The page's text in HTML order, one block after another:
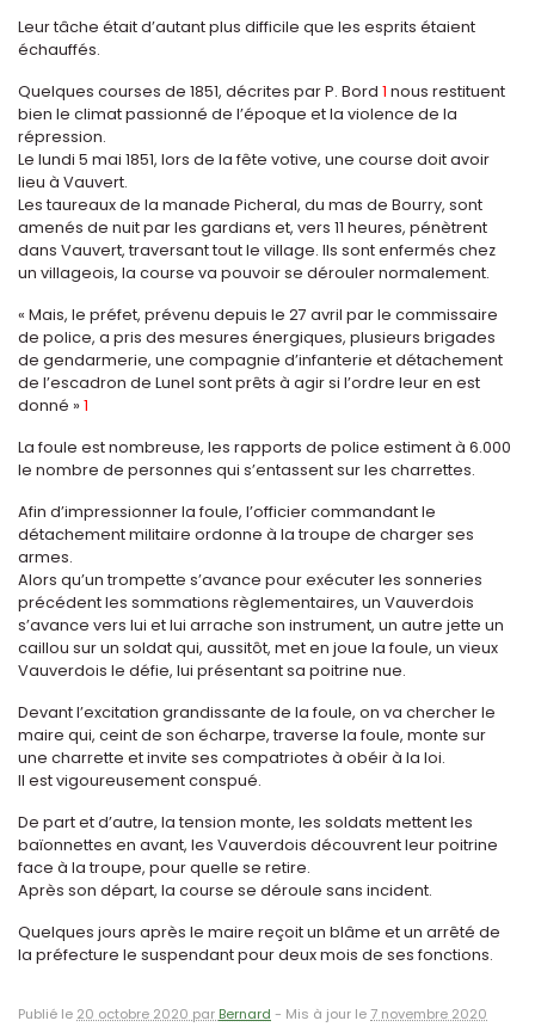
Leur tâche était d’autant plus difficile que les esprits étaient
échauffés.
Quelques courses de 1851, décrites par P. Bord 1 nous restituent
bien le climat passionné de l’époque et la violence de la
répression.
Le lundi 5 mai 1851, lors de la fête votive, une course doit avoir
lieu à Vauvert.
Les taureaux de la manade Picheral, du mas de Bourry, sont
amenés de nuit par les gardians et, vers 11 heures, pénètrent
dans Vauvert, traversant tout le village. Ils sont enfermés chez
un villageois, la course va pouvoir se dérouler normalement.
« Mais, le préfet, prévenu depuis le 27 avril par le commissaire
de police, a pris des mesures énergiques, plusieurs brigades
de gendarmerie, une compagnie d’infanterie et détachement
de l’escadron de Lunel sont prêts à agir si l’ordre leur en est
donné » 1
La foule est nombreuse, les rapports de police estiment à 6.000
le nombre de personnes qui s’entassent sur les charrettes.
Afin d’impressionner la foule, l’officier commandant le
détachement militaire ordonne à la troupe de charger ses
armes.
Alors qu’un trompette s’avance pour exécuter les sonneries
précédent les sommations règlementaires, un Vauverdois
s’avance vers lui et lui arrache son instrument, un autre jette un
caillou sur un soldat qui, aussitôt, met en joue la foule, un vieux
Vauverdois le défie, lui présentant sa poitrine nue.
Devant l’excitation grandissante de la foule, on va chercher le
maire qui, ceint de son écharpe, traverse la foule, monte sur
une charrette et invite ses compatriotes à obéir à la loi.
Il est vigoureusement conspué.
De part et d’autre, la tension monte, les soldats mettent les
baïonnettes en avant, les Vauverdois découvrent leur poitrine
face à la troupe, pour quelle se retire.
Après son départ, la course se déroule sans incident.
Quelques jours après le maire reçoit un blâme et un arrêté de
la préfecture le suspendant pour deux mois de ses fonctions.
Publié le 20 octobre 2020 par Bernard - Mis à jour le7 novembre 2020